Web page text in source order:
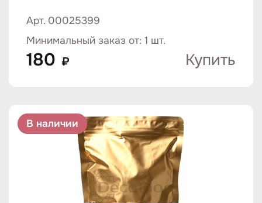
Арт. 00025399
Минимальный заказ от: 1 шт.
180 ₽ Купить
В наличии